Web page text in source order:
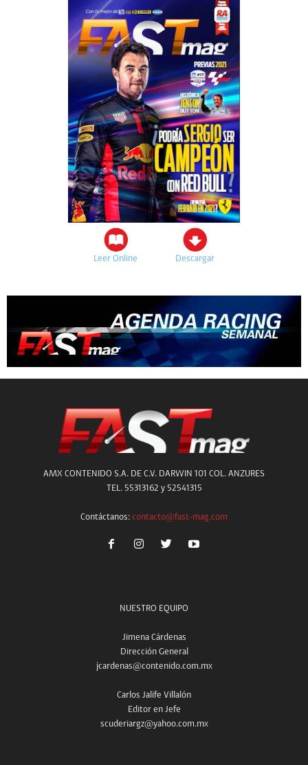
Leer Online Descargar
AMX CONTENIDO S.A. DE C.V. DARWIN 101 COL. ANZURES
TEL. 55313162 y 52541315
Contáctanos: contacto@fast-mag.com
NUESTRO EQUIPO
Jimena Cárdenas
Dirección General
jcardenas@contenido.com.mx
Carlos Jalife Villalón
Editor en Jefe
scuderiargz@yahoo.com.mx